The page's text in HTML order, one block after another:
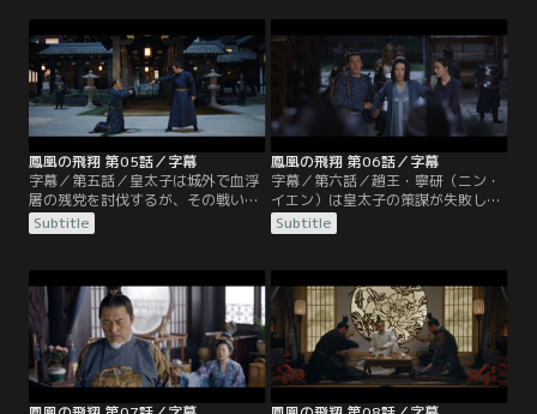
を望むと答える。宴会後、ニン・イ
ーは鳳知微に正体を明かし、彼女の
目的が婚約の取り消しであることを
見抜く。
健康を気遣い、ニン・イーはそれを
機に婚約の取り消しを求める。天盛
帝は血浮屠の残党について知り、皇
子たちと大臣を叱責し、顧衍（グ
ー・イエン）に罪を問おうとする。
鳳凰の飛翔 第05話／字幕
字幕／第五話／皇太子は城外で血浮
屠の残党を討伐するが、その戦いで
顧衍（グー・イエン）は重傷を負っ
てしまう。血浮屠と大成の遺児の噂
ズーイエン）は討伐に不審な点があ
るとニン・イーに述べる。皇太子は
血浮屠の遺体を皇宮に持ち込み功を
示したが、天盛帝は調査をニン・イ
ーに任せる。
Subtitle
鳳凰の飛翔 第06話／字幕
字幕／第六話／趙王・寧研（ニン・
イエン）は皇太子の策謀が失敗し自
分に影響が及ぶことを恐れ、ある婦
人を毒殺しようとする。顧衍（グ
血浮屠と言われる遺体が無実の雑役
たちであることを知り激怒する。ニ
ン・イーと辛子硯（シン・ズーイエ
ン）は皇太子が血浮屠の残党を手元
に置いていると推測する。
Subtitle